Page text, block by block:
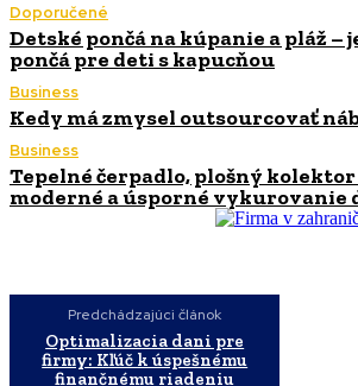
Doporučené
Detské pončá na kúpanie a pláž –
pončá pre deti s kapucňou
Business
Kedy má zmysel outsourcovať
Business
Tepelné čerpadlo, plošný
moderné a úsporné vykurovanie
Predchádzajúci článok
Optimalizacia dani pre
firmy: Kľúč k úspešnému
finančnému riadeniu